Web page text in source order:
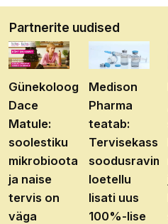
Partnerite uudised
Günekoloog
Dace
Matule:
soolestiku
mikrobioota
ja naise
tervis on
väga
Medison
Pharma
teatab:
Tervisekassa
loetellu
lisati uus
100%-lise